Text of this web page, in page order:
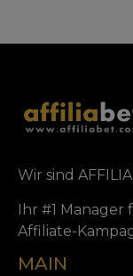
Wir sind
Ihr #1 Manager
Affiliate-
MAIN